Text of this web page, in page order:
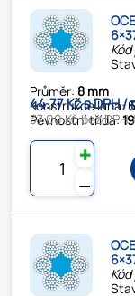
Průměr:8 mm
Konstrukce lana:
Pevnostní třída:
44.77 Kč s DPH /
37.00 Kč bez DPH
⚊
✚